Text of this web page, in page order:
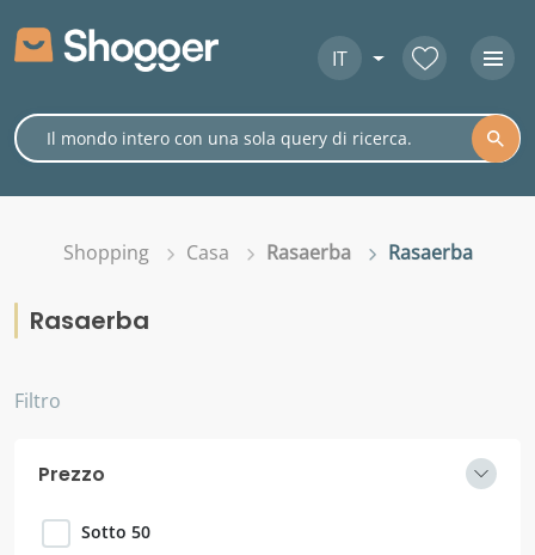
IT
Shopping Casa Rasaerba Rasaerba
Rasaerba
Filtro
Prezzo
Sotto 50